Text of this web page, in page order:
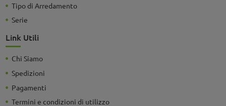
Tipo di Arredamento
Serie
Link Utili
Chi Siamo
Spedizioni
Pagamenti
Termini e condizioni di utilizzo